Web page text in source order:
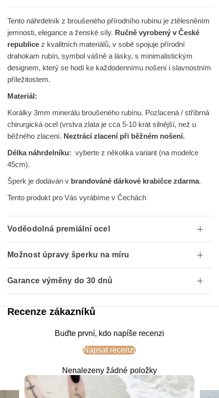
Tento náhrdelník z broušeného přírodního rubínu je ztělesněním
jemnosti, elegance a ženské síly. Ručně vyrobený v České
republice z kvalitních materiálů, v sobě spojuje přírodní
drahokam rubín, symbol vášně a lásky, s minimalistickým
designem, který se hodí ke každodennímu nošení i slavnostním
příležitostem.
Materiál:
Korálky 3mm minerálu broušeného rubínu. Pozlacená / stříbrná
chirurgická ocel (vrstva zlata je cca 5-10 krát silnější, než u
běžného zlacení. Neztrácí zlacení při běžném nošení.
Délka náhrdelníku:vyberte z několika variant (na modelce
45cm).
Šperk je dodáván v brandováné dárkové krabičce zdarma.
Tento produkt pro Vás vyrábíme v Čechách
Voděodolná premiální ocel
Možnost úpravy šperku na míru
Garance výměny do 30 dnů
Recenze zákazníků
Buďte první, kdo napíše recenzi
Napsat recenzi
Nenalezeny žádné položky